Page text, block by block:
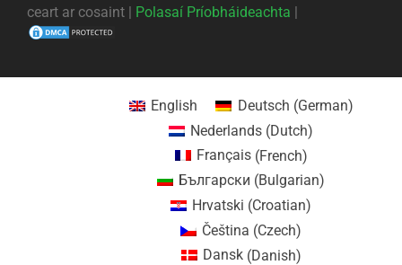
ceart ar cosaint | Polasaí Príobháideachta |
English Deutsch (German)
Nederlands (Dutch)
Français(French)
Български (Bulgarian)
Hrvatski (Croatian)
Čeština (Czech)
Dansk(Danish)